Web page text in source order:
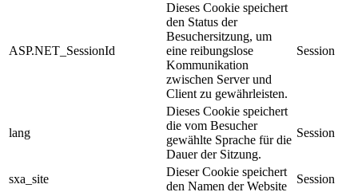
ASP.NET_SessionId
Dieses Cookie speichert
den Status der
Besuchersitzung, um
eine reibungslose
Kommunikation
zwischen Server und
Client zu gewährleisten.
Session
lang
Dieses Cookie speichert
die vom Besucher
gewählte Sprache für die
Dauer der Sitzung.
Session
sxa_site
Dieser Cookie speichert
den Namen der Website
Session